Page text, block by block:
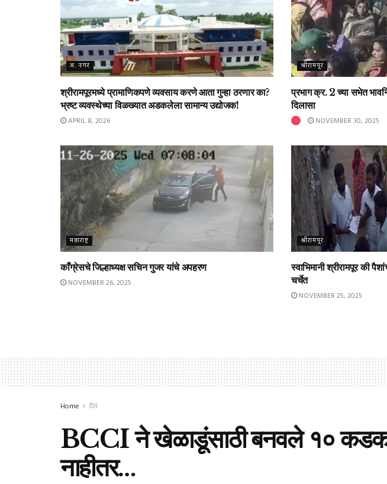
अ. नगर
श्रीरामपूरमध्ये प्रामाणिकपणे व्यवसाय करणे आता गुन्हा ठरणार का?
भ्रष्ट व्यवस्थेच्या विळख्यात अडकलेला सामान्य उद्योजक!
APRIL 8, 2026
श्रीरामपूर
प्रभाग क्र. 2 च्या सभेत
दिलासा
NOVEMBER 30, 2025
महाराष्ट्र
काँग्रेसचे जिल्हाध्यक्ष सचिन गुजर यांचे अपहरण
NOVEMBER 26, 2025
श्रीरामपूर
स्वाभिमानी श्रीरामपूर की
चर्चेत
NOVEMBER 25, 2025
Home देश
BCCI ने खेळाडूंसाठी बनवले १० कडक
नाहीतर…